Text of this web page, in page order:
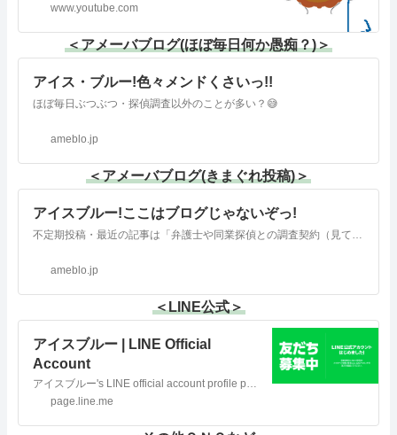
www.youtube.com
＜アメーバブログ(ほぼ毎日何か愚痴？)＞
アイス・ブルー!色々メンドくさいっ!!
ほぼ毎日ぶつぶつ・探偵調査以外のことが多い？😅
ameblo.jp
＜アメーバブログ(きまぐれ投稿)＞
アイスブルー!ここはブログじゃないぞっ!
不定期投稿・最近の記事は「弁護士や同業探偵との調査契約（見てる人は見てると思うよ。）」です。
ameblo.jp
＜LINE公式＞
アイスブルー | LINE Official
Account
アイスブルー's LINE official account profile page. Add them as a friend for the latest news.
page.line.me